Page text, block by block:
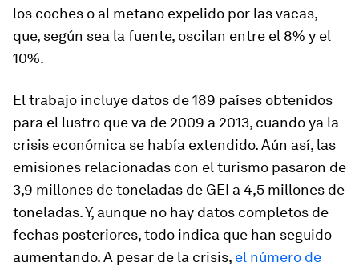
los coches o al metano expelido por las vacas,
que, según sea la fuente, oscilan entre el 8% y el
10%.
El trabajo incluye datos de 189 países obtenidos
para el lustro que va de 2009 a 2013, cuando ya la
crisis económica se había extendido. Aún así, las
emisiones relacionadas con el turismo pasaron de
3,9 millones de toneladas de GEI a 4,5 millones de
toneladas. Y, aunque no hay datos completos de
fechas posteriores, todo indica que han seguido
aumentando. A pesar de la crisis, el número de